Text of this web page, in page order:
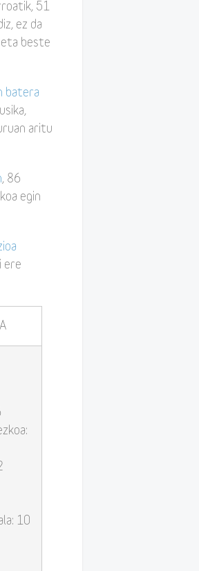
51
ez da
eta beste
batera
aritu
, 86
egin
ere
10